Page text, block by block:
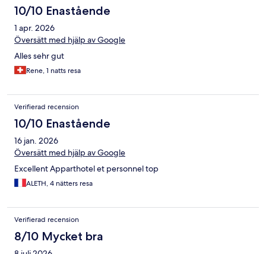
10/10 Enastående
1 apr. 2026
Översätt med hjälp av Google
Alles sehr gut
Rene, 1 natts resa
Verifierad recension
10/10 Enastående
16 jan. 2026
Översätt med hjälp av Google
Excellent Apparthotel et personnel top
ALETH, 4 nätters resa
Verifierad recension
8/10 Mycket bra